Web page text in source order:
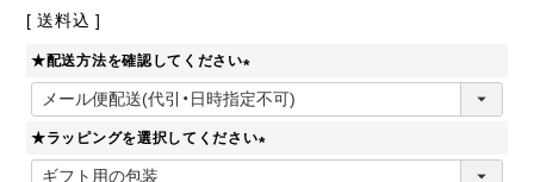
送料込
★配送方法を確認してください
(
必
須
)
★ラッピングを選択してください